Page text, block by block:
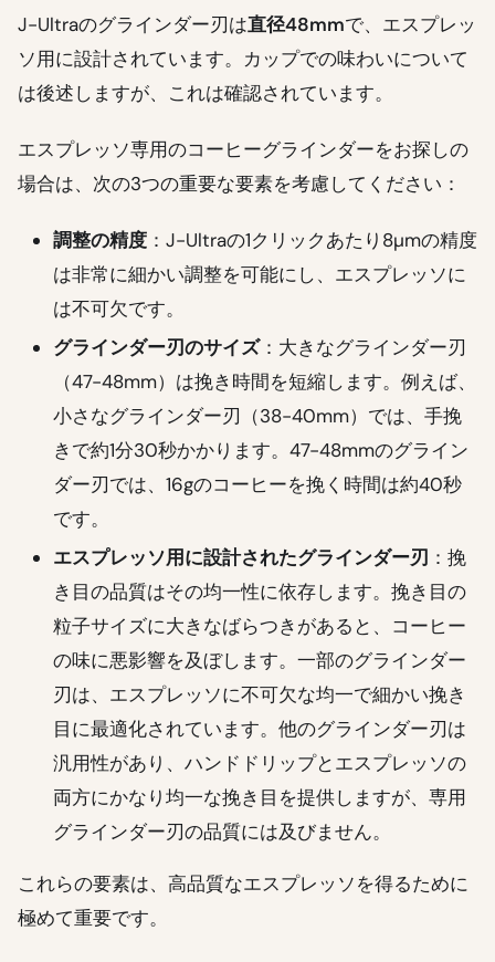
J-Ultraのグラインダー刃は直径48mmで、エスプレッ
ソ用に設計されています。カップでの味わいについて
は後述しますが、これは確認されています。
エスプレッソ専用のコーヒーグラインダーをお探しの
場合は、次の3つの重要な要素を考慮してください：
調整の精度 ：J-Ultraの1クリックあたり8µmの精度
は非常に細かい調整を可能にし、エスプレッソに
は不可欠です。
グラインダー刃のサイズ：大きなグラインダー刃
（47-48mm）は挽き時間を短縮します。例えば、
小さなグラインダー刃（38-40mm）では、手挽
きで約1分30秒かかります。47-48mmのグライン
ダー刃では、16gのコーヒーを挽く時間は約40秒
です。
エスプレッソ用に設計されたグラインダー刃 ：挽
き目の品質はその均一性に依存します。挽き目の
粒子サイズに大きなばらつきがあると、コーヒー
の味に悪影響を及ぼします。一部のグラインダー
刃は、エスプレッソに不可欠な均一で細かい挽き
目に最適化されています。他のグラインダー刃は
汎用性があり、ハンドドリップとエスプレッソの
両方にかなり均一な挽き目を提供しますが、専用
グラインダー刃の品質には及びません。
これらの要素は、高品質なエスプレッソを得るために
極めて重要です。